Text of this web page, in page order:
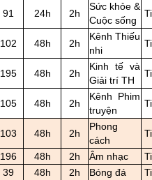
91 24h 2h
Sức khỏe &
Cuộc sống
102 48h 2h
Kênh Thiếu
nhi
195 48h 2h
Kinh tế và
Giải trí TH
105 48h 2h
Kênh Phim
truyện
103 48h 2h
Phong
cách
196 48h 2h Âm nhạc
39 48h 2h Bóng đá